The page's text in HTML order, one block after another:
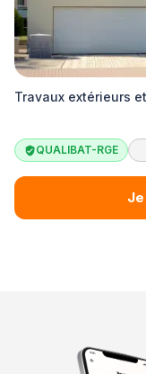
Travaux extérieurs
QUALIBAT-RGE